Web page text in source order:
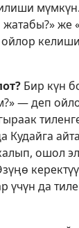
мүмкүн.
же
Бир күн
— деп
Кудайга
ошол
үчүн да